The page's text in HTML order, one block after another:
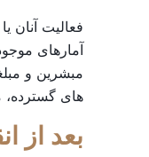
فعالیت آنان
آمارهای
مبشرین و
های گسترده،
بعد از